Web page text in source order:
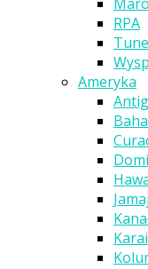
RPA
Ameryka